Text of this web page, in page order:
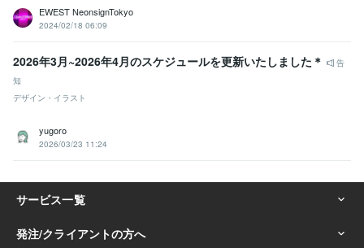
EWEST NeonsignTokyo
2024/02/18 06:09
2026年3月~2026年4月のスケジュールを更新いたしました＊
告
知
デザイン・イラスト
yugoro
2026/03/23 11:24